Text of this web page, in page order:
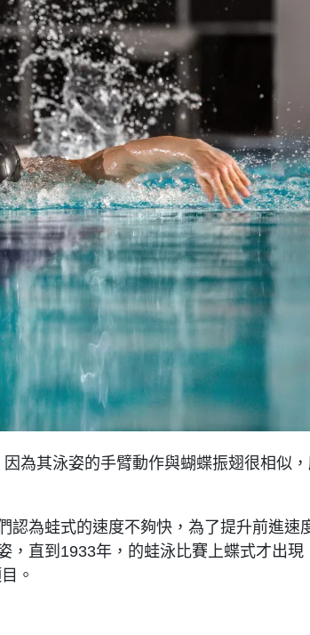
因為其泳姿的手臂動作與蝴蝶振翅很相似
認為蛙式的速度不夠快，為了提升前進速
，直到1933年，的蛙泳比賽上蝶式才出現
。